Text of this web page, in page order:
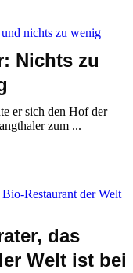
Nichts zu
er sich den Hof der
zum ...
das
Welt ist bei